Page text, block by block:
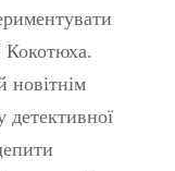
Кокотюха.
новітнім
детективної